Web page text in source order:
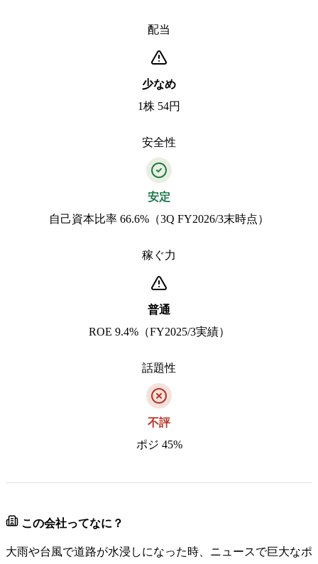
配当
少なめ
1株 54円
安全性
安定
自己資本比率 66.6%（3Q FY2026/3末時点）
稼ぐ力
普通
ROE 9.4%（FY2025/3実績）
話題性
不評
ポジ 45%
この会社ってなに？
大雨や台風で道路が水浸しになった時、ニュースで巨大なポ